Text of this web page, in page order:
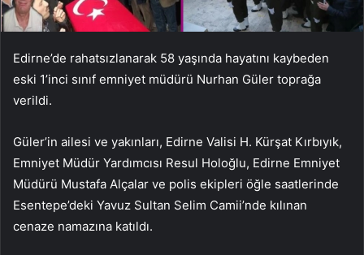
Edirne’de rahatsızlanarak 58 yaşında hayatını kaybeden
eski 1’inci sınıf emniyet müdürü Nurhan Güler toprağa
verildi.
Güler’in ailesi ve yakınları, Edirne Valisi H. Kürşat Kırbıyık,
Emniyet Müdür Yardımcısı Resul Holoğlu, Edirne Emniyet
Müdürü Mustafa Alçalar ve polis ekipleri öğle saatlerinde
Esentepe’deki Yavuz Sultan Selim Camii’nde kılınan
cenaze namazına katıldı.